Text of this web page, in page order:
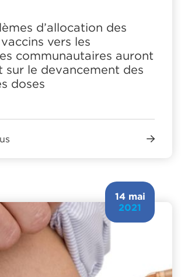
d’allocation des
vers les
communautaires auront
sur le devancement des
doses
14 mai
2021